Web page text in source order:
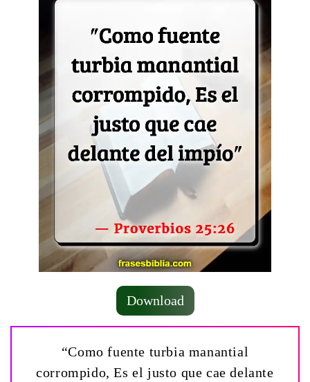
Download
“Como fuente turbia manantial
corrompido, Es el justo que cae delante